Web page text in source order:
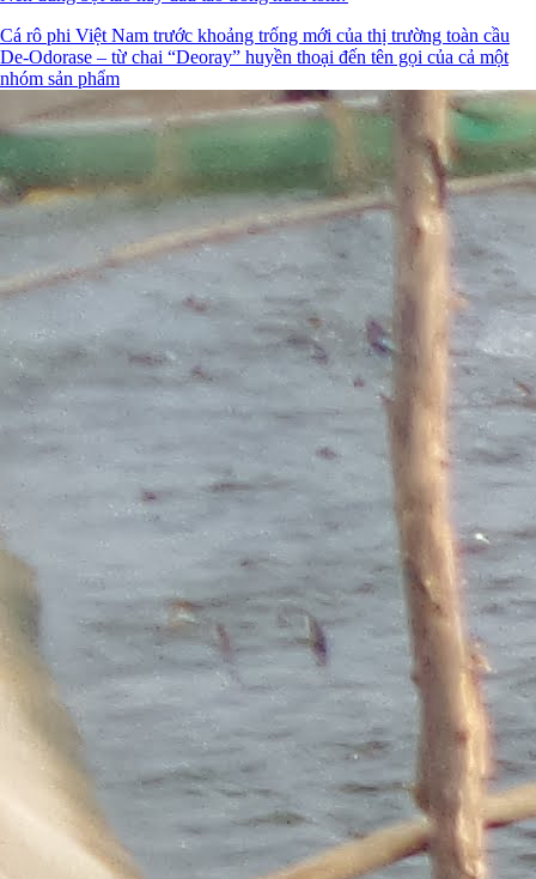
Cá rô phi Việt Nam trước khoảng trống mới của thị trường toàn cầu
De-Odorase – từ chai “Deoray” huyền thoại đến tên gọi của cả một
nhóm sản phẩm